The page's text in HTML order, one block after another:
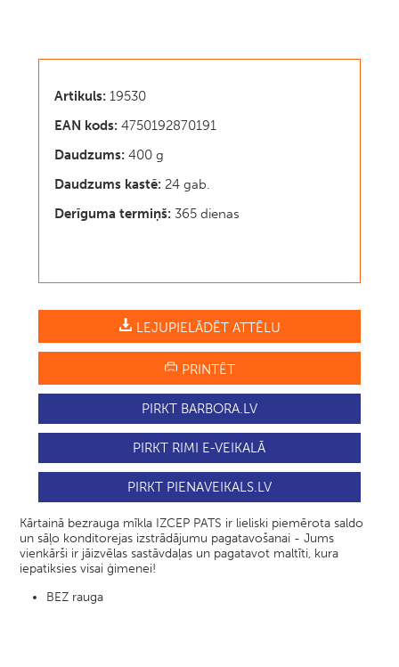
Artikuls: 19530
EAN kods: 4750192870191
Daudzums: 400 g
Daudzums kastē: 24 gab.
Derīguma termiņš: 365 dienas
LEJUPIELĀDĒT ATTĒLU
PRINTĒT
PIRKT BARBORA.LV
PIRKT RIMI E-VEIKALĀ
PIRKT PIENAVEIKALS.LV
Kārtainā bezrauga mīkla IZCEP PATS ir lieliski piemērota saldo
un sāļo konditorejas izstrādājumu pagatavošanai - Jums
vienkārši ir jāizvēlas sastāvdaļas un pagatavot maltīti, kura
iepatiksies visai ģimenei!
BEZ rauga